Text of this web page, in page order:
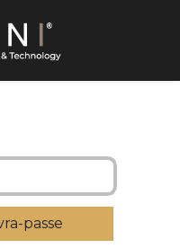
passe